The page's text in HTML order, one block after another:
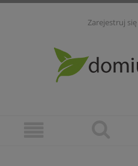
Zarejestruj się